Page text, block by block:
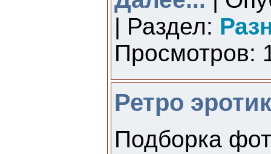
| Раздел:
Просмотров:
Ретро
Подборка